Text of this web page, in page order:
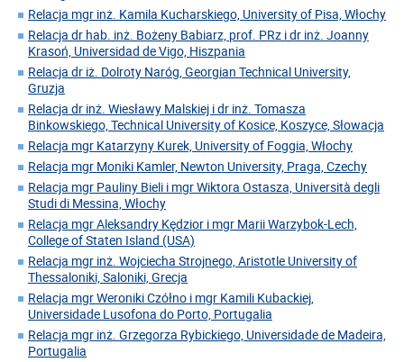
Relacja mgr inż. Kamila Kucharskiego, University of Pisa, Włochy
Relacja dr hab. inż. Bożeny Babiarz, prof. PRz i dr inż. Joanny
Krasoń, Universidad de Vigo, Hiszpania
Relacja dr iż. Dolroty Naróg, Georgian Technical University,
Gruzja
Relacja dr inż. Wiesławy Malskiej i dr inż. Tomasza
Binkowskiego, Technical University of Kosice, Koszyce, Słowacja
Relacja mgr Katarzyny Kurek, University of Foggia, Włochy
Relacja mgr Moniki Kamler, Newton University, Praga, Czechy
Relacja mgr Pauliny Bieli i mgr Wiktora Ostasza, Università degli
Studi di Messina, Włochy
Relacja mgr Aleksandry Kędzior i mgr Marii Warzybok-Lech,
College of Staten Island (USA)
Relacja mgr inż. Wojciecha Strojnego, Aristotle University of
Thessaloniki, Saloniki, Grecja
Relacja mgr Weroniki Czółno i mgr Kamili Kubackiej,
Universidade Lusofona do Porto, Portugalia
Relacja mgr inż. Grzegorza Rybickiego, Universidade de Madeira,
Portugalia